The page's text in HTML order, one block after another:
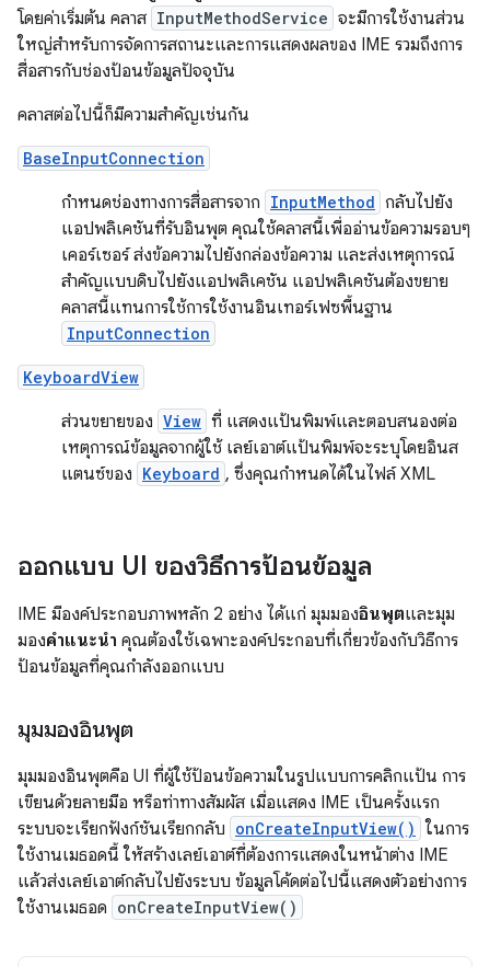
โดยค่าเริ่มต้น คลาส InputMethodService จะมีการใช้งานส่วน
ใหญ่สำหรับการจัดการสถานะและการแสดงผลของ IME รวมถึงการ
สื่อสารกับช่องป้อนข้อมูลปัจจุบัน
คลาสต่อไปนี้ก็มีความสำคัญเช่นกัน
BaseInputConnection
กำหนดช่องทางการสื่อสารจาก InputMethod กลับไปยัง
แอปพลิเคชันที่รับอินพุต คุณใช้คลาสนี้เพื่ออ่านข้อความรอบๆ
เคอร์เซอร์ ส่งข้อความไปยังกล่องข้อความ และส่งเหตุการณ์
สำคัญแบบดิบไปยังแอปพลิเคชัน แอปพลิเคชันต้องขยาย
คลาสนี้แทนการใช้การใช้งานอินเทอร์เฟซพื้นฐาน
InputConnection
KeyboardView
ส่วนขยายของ View ที่ แสดงแป้นพิมพ์และตอบสนองต่อ
เหตุการณ์ข้อมูลจากผู้ใช้ เลย์เอาต์แป้นพิมพ์จะระบุโดยอินส
แตนซ์ของ Keyboard , ซึ่งคุณกำหนดได้ในไฟล์ XML
ออกแบบ UI ของวิธีการป้อนข้อมูล
IME มีองค์ประกอบภาพหลัก 2 อย่าง ได้แก่ มุมมองอินพุตและมุม
มองคำแนะนำ คุณต้องใช้เฉพาะองค์ประกอบที่เกี่ยวข้องกับวิธีการ
ป้อนข้อมูลที่คุณกำลังออกแบบ
มุมมองอินพุต
มุมมองอินพุตคือ UI ที่ผู้ใช้ป้อนข้อความในรูปแบบการคลิกแป้น การ
เขียนด้วยลายมือ หรือท่าทางสัมผัส เมื่อแสดง IME เป็นครั้งแรก
ระบบจะเรียกฟังก์ชันเรียกกลับ onCreateInputView() ในการ
ใช้งานเมธอดนี้ ให้สร้างเลย์เอาต์ที่ต้องการแสดงในหน้าต่าง IME
แล้วส่งเลย์เอาต์กลับไปยังระบบ ข้อมูลโค้ดต่อไปนี้แสดงตัวอย่างการ
ใช้งานเมธอด onCreateInputView()